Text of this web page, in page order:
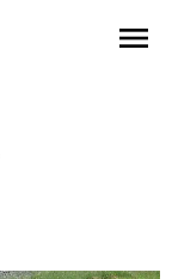
menu